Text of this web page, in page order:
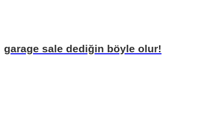
garage sale dediğin böyle olur!